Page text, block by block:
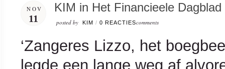
NOV
11
KIM in Het Financieele
posted by KIM / 0 REACTIEScomments
‘Zangeres Lizzo, het
legde een lange weg af